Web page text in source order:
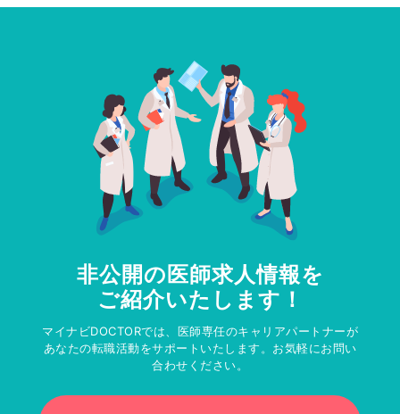
非公開の医師求人情報を
ご紹介いたします！
マイナビDOCTORでは、医師専任のキャリアパートナーが
あなたの転職活動をサポートいたします。お気軽にお問い
合わせください。